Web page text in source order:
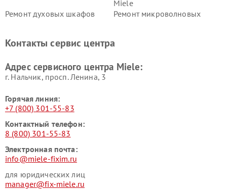
Miele
Ремонт духовых шкафов
Ремонт микроволновых
Miele
Miele
пылесосов Miele
Контакты сервис центра
Адрес сервисного центра Miele:
г. Нальчик, просп. Ленина, 3
Горячая линия:
+7 (800) 301-55-83
Контактный телефон:
8 (800) 301-55-83
Электронная почта:
info@miele-fixim.ru
для юридических лиц
manager@fix-miele.ru